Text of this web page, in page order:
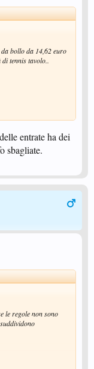
bollo da 14,62 euro
tennis tavolo..
entrate ha dei
sbagliate.
le regole non sono